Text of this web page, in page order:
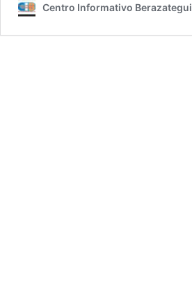
Centro Informativo Berazategui